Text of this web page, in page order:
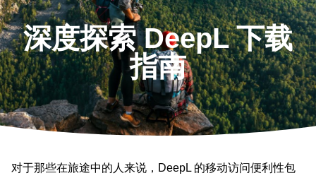
深度探索 DeepL 下载
指南
对于那些在旅途中的人来说，DeepL 的移动访问便利性包